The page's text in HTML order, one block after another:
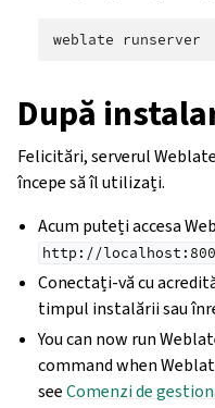
weblate
După
Felicitări, serverul
începe să îl utilizați.
Acum puteți accesa
http://
Conectați-vă cu
timpul instalării sau
You can now run
command when
seeComenzi de